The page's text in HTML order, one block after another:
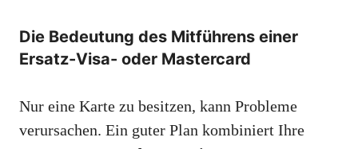
Die Bedeutung des Mitführens einer
Ersatz-Visa- oder Mastercard
Nur eine Karte zu besitzen, kann Probleme
verursachen. Ein guter Plan kombiniert Ihre